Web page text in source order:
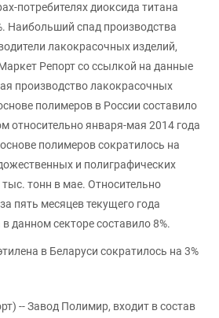
потребителях диоксида титана
Наибольший спад производства
лакокрасочных изделий,
Репорт со ссылкой на данные
производство лакокрасочных
полимеров в России составило
относительно января-мая 2014 года
полимеров сократилось на
и полиграфических
тонн в мае. Относительно
пять месяцев текущего года
данном секторе составило 8%.
в Беларуси сократилось на 3%
-- Завод Полимир, входит в состав